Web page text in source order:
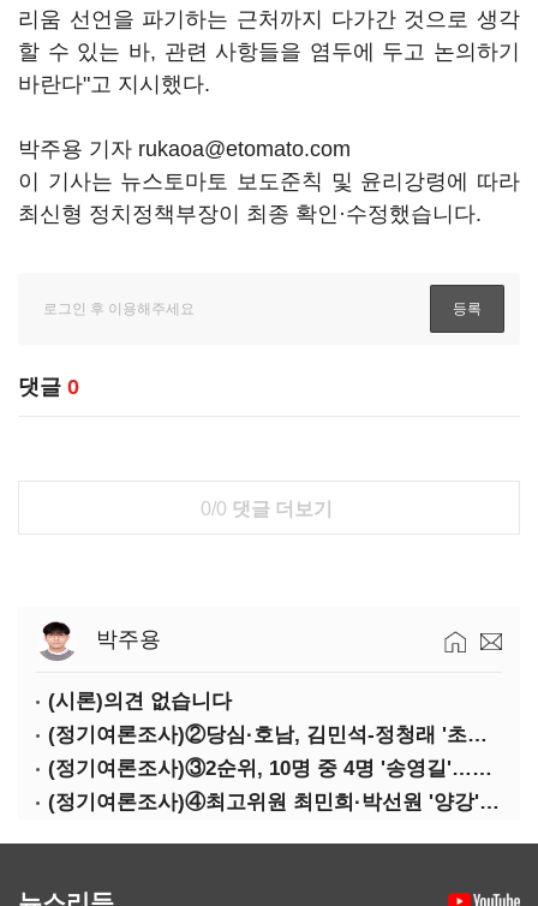
리움 선언을 파기하는 근처까지 다가간 것으로 생각
할 수 있는 바, 관련 사항들을 염두에 두고 논의하기
바란다"고 지시했다.
박주용 기자 rukaoa@etomato.com
이 기사는 뉴스토마토 보도준칙 및 윤리강령에 따라
최신형 정치정책부장이 최종 확인·수정했습니다.
댓글 0
0/0 댓글 더보기
박주용
(시론)의견 없습니다
(정기여론조사)②당심·호남, 김민석-정청래 '초접전'
(정기여론조사)③2순위, 10명 중 4명 '송영길'…정청래 '한 자릿수'
(정기여론조사)④최고위원 최민희·박선원 '양강'…서미화·이성윤·임미애 뒤이어